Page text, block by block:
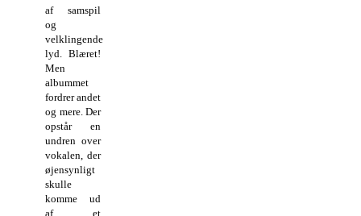
af samspil
og
velklingende
lyd. Blæret!
Men
albummet
fordrer andet
og mere. Der
opstår en
undren over
vokalen, der
øjensynligt
skulle
komme ud
af et